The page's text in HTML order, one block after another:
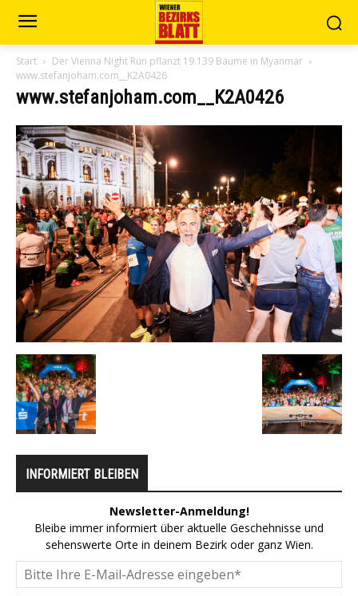
Start
Der Vienna Night Run pflanzt 19.139 Bäume in Myanmar
www.stefanjoham.com__K2A0426
www.stefanjoham.com__K2A0426
INFORMIERT BLEIBEN
Newsletter-Anmeldung!
Bleibe immer informiert über aktuelle Geschehnisse und
sehenswerte Orte in deinem Bezirk oder ganz Wien.